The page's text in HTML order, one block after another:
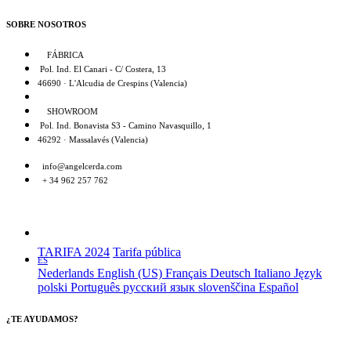
SOBRE NOSOTROS
FÁBRICA
Pol. Ind. El Canari - C/ Costera, 13
46690 · L'Alcudia de Crespins (Valencia)
SHOWROOM
Pol. Ind. Bonavista S3 - Camino Navasquillo, 1
46292 · Massalavés (Valencia)
info@angelcerda.com
+ 34 962 257 762
TARIFA 2024 Tarifa pública
ES
Nederlands English (US) Français Deutsch Italiano Język
polski Português русский язык slovenščina Español
¿TE AYUDAMOS?